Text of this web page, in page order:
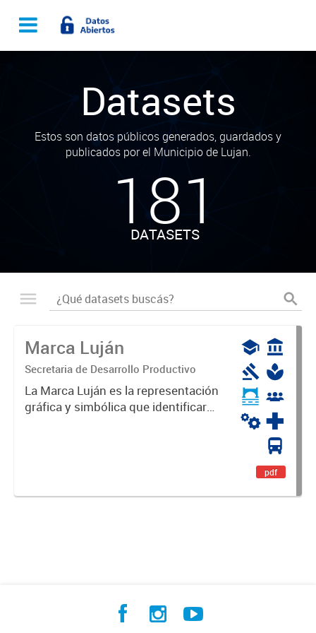
Datasets
Estos son datos públicos generados, guardados y
publicados por el Municipio de Lujan.
181
DATASETS
Marca Luján
Secretaria de Desarrollo Productivo
La Marca Luján es la representación
gráfica y simbólica que identificará
pdf